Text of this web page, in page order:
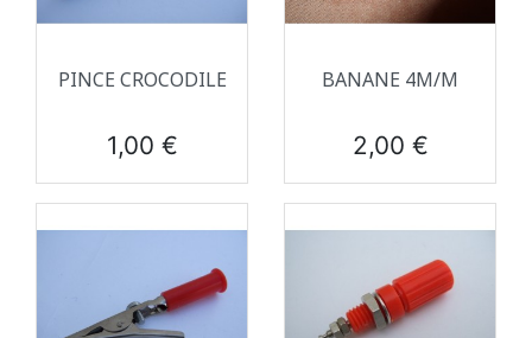
PINCE CROCODILE
Prix
1,00 €
BANANE 4M/M
Prix
2,00 €